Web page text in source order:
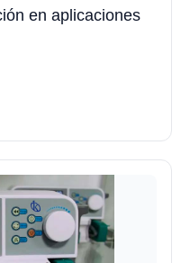
en aplicaciones